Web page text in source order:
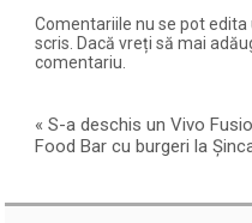
Comentariile nu se pot
scris. Dacă vreți să mai
comentariu.
«S-a deschis un Vivo
Food Bar cu burgeri la